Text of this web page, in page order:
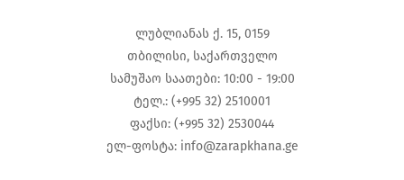
ლუბლიანას ქ. 15, 0159
თბილისი, საქართველო
სამუშაო საათები: 10:00 - 19:00
ტელ.: (+995 32) 2510001
ფაქსი: (+995 32) 2530044
ელ-ფოსტა: info@zarapkhana.ge